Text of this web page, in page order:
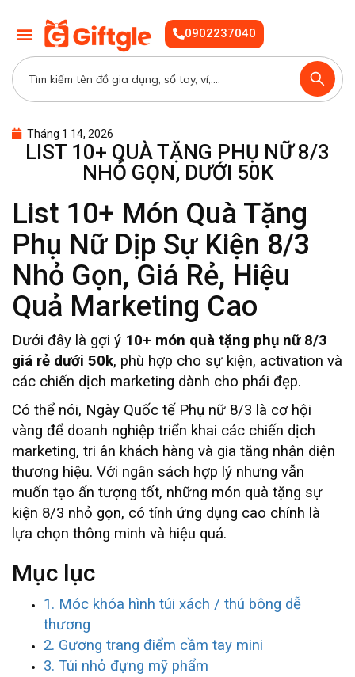
0902237040
Tháng 1 14, 2026
LIST 10+ QUÀ TẶNG PHỤ NỮ 8/3
NHỎ GỌN, DƯỚI 50K
List 10+ Món Quà Tặng
Phụ Nữ Dịp Sự Kiện 8/3
Nhỏ Gọn, Giá Rẻ, Hiệu
Quả Marketing Cao
Dưới đây là gợi ý 10+ món quà tặng phụ nữ 8/3
giá rẻ dưới 50k, phù hợp cho sự kiện, activation và
các chiến dịch marketing dành cho phái đẹp.
Có thể nói, Ngày Quốc tế Phụ nữ 8/3 là cơ hội
vàng để doanh nghiệp triển khai các chiến dịch
marketing, tri ân khách hàng và gia tăng nhận diện
thương hiệu. Với ngân sách hợp lý nhưng vẫn
muốn tạo ấn tượng tốt, những món quà tặng sự
kiện 8/3 nhỏ gọn, có tính ứng dụng cao chính là
lựa chọn thông minh và hiệu quả.
Mục lục
1. Móc khóa hình túi xách / thú bông dễ
thương
2. Gương trang điểm cầm tay mini
3. Túi nhỏ đựng mỹ phẩm